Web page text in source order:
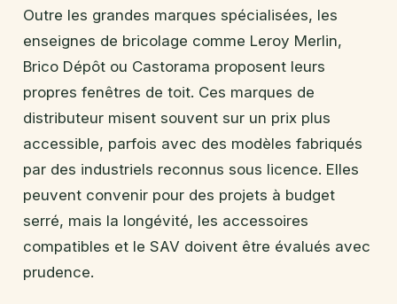
Outre les grandes marques spécialisées, les
enseignes de bricolage comme Leroy Merlin,
Brico Dépôt ou Castorama proposent leurs
propres fenêtres de toit. Ces marques de
distributeur misent souvent sur un prix plus
accessible, parfois avec des modèles fabriqués
par des industriels reconnus sous licence. Elles
peuvent convenir pour des projets à budget
serré, mais la longévité, les accessoires
compatibles et le SAV doivent être évalués avec
prudence.